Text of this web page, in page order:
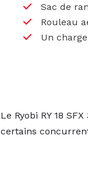
Sac de
Rouleau
Un
Le Ryobi RY 18
certains